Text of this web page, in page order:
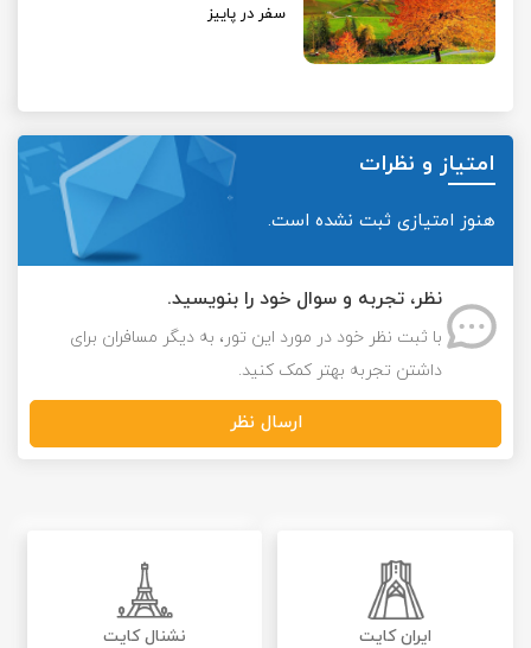
سفر در پاییز
امتیاز و نظرات
هنوز امتیازی ثبت نشده است.
نظر، تجربه و سوال خود را بنویسید.
با ثبت نظر خود در مورد این تور، به دیگر مسافران برای
داشتن تجربه بهتر کمک کنید.
ارسال نظر
ایران کایت نشنال کایت